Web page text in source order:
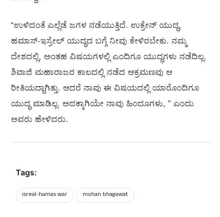
“ಉಳಿದಂತೆ ಎಲ್ಲೆಡೆ ಜಗಳ ನಡೆಯುತ್ತಿದೆ. ಉಕ್ರೇನ್ ಯುದ್ಧ,
ಹಮಾಸ್-ಇಸ್ರೇಲ್ ಯುದ್ಧದ ಬಗ್ಗೆ ನೀವು ಕೇಳಿರಬೇಕು. ನಮ್ಮ
ದೇಶದಲ್ಲಿ, ಅಂತಹ ವಿಷಯಗಳಲ್ಲಿ ಎಂದಿಗೂ ಯುದ್ಧಗಳು ನಡೆದಿಲ್ಲ.
ಶಿವಾಜಿ ಮಹಾರಾಜರ ಕಾಲದಲ್ಲಿ ನಡೆದ ಆಕ್ರಮಣವು ಆ
ರೀತಿಯದ್ದಾಗಿತ್ತು. ಆದರೆ ನಾವು ಈ ವಿಷಯದಲ್ಲಿ ಯಾರೊಂದಿಗೂ
ಯುದ್ಧ ಮಾಡಿಲ್ಲ. ಅದಕ್ಕಾಗಿಯೇ ನಾವು ಹಿಂದೂಗಳು, ” ಎಂದು
ಅವರು ಹೇಳಿದರು.
Tags:
isreal-hamas war mohan bhagawat